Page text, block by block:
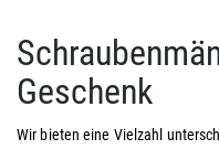
Geschenk
Wir bieten eine Vielzahl